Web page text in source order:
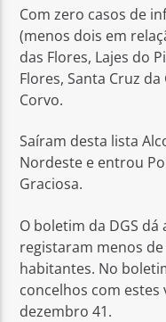
Com zero casos de
(menos dois em
das Flores, Lajes do
Flores, Santa Cruz
Corvo.
Saíram desta lista
Nordeste e entrou
Graciosa.
O boletim da DGS
registaram menos
habitantes. No
concelhos com estes
dezembro 41.